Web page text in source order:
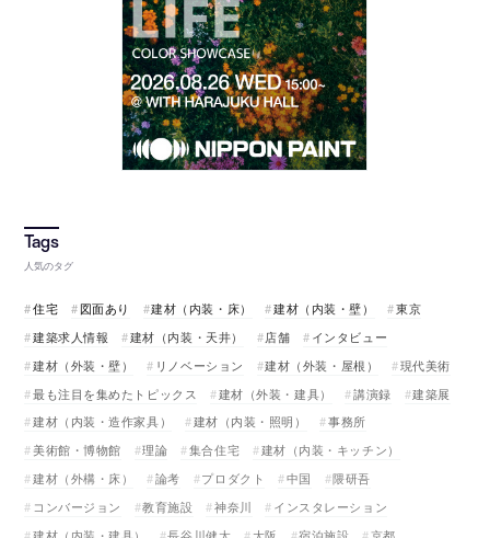
人気のタグ
住宅 図面あり 建材（内装・床） 建材（内装・壁）
東京
建築求人情報
建材（内装・天井） 店舗
インタビュー
建材（外装・壁）
リノベーション 建材（外装・屋根）
現代美術
最も注目を集めたトピックス
建材（外装・建具） 講演録
建築展
建材（内装・造作家具）
建材（内装・照明）
事務所
美術館・博物館
理論 集合住宅
建材（内装・キッチン）
建材（外構・床）
論考 プロダクト 中国
隈研吾
コンバージョン
教育施設 神奈川
インスタレーション
建材（内装・建具）
長谷川健太 大阪 宿泊施設
京都